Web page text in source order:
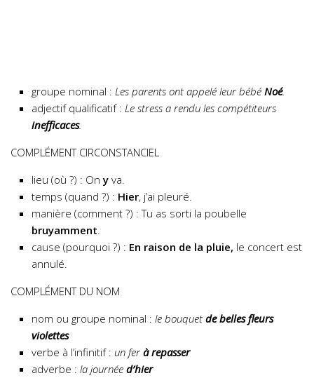
groupe nominal : Les parents ont appelé leur bébé Noé.
adjectif qualificatif : Le stress a rendu les compétiteurs
inefficaces.
COMPLÉMENT CIRCONSTANCIEL
lieu (où ?) : Ony va.
temps (quand ?) : Hier, j’ai pleuré.
manière (comment ?) : Tu as sorti la poubelle
bruyamment.
cause (pourquoi ?) : En raison de la pluie, le concert est
annulé.
COMPLÉMENT DU NOM
nom ou groupe nominal : le bouquet de belles fleurs
violettes
verbe à l’infinitif : un fer à repasser
adverbe : la journée d’hier